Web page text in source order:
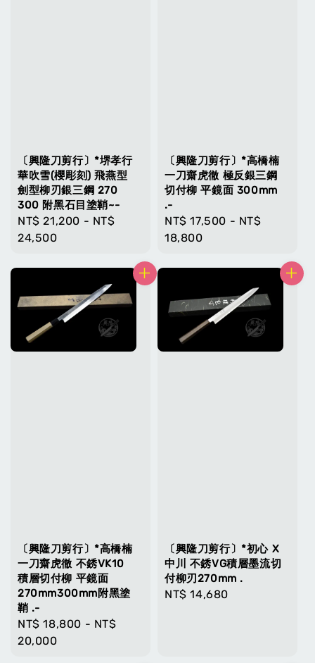
〔興隆刀剪行〕*堺孝行
華吹雪(櫻彫刻) 飛燕型
劍型柳刃銀三鋼 270
300 附黑石目塗鞘~-
Regular
price
NT$ 21,200 - NT$
24,500
〔興隆刀剪行〕*高橋楠
一刀齋虎徹 極反銀三鋼
切付柳 平鏡面 300mm
.-
Regular
price
NT$ 17,500 - NT$
18,800
〔興隆刀剪行〕*高橋楠
一刀齋虎徹 不銹VK10
積層切付柳 平鏡面
270mm300mm附黑塗
鞘 .-
Regular
price
NT$ 18,800 - NT$
20,000
〔興隆刀剪行〕*初心 X
中川 不銹VG積層墨流切
付柳刃270mm .
Regular
NT$ 14,680